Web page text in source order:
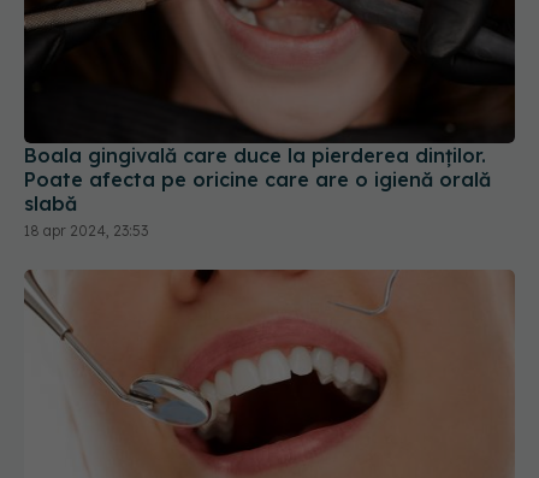
Boala gingivală care duce la pierderea dinților.
Poate afecta pe oricine care are o igienă orală
18 apr 2024, 23:53
Ce presupun cele mai comune intervenții și